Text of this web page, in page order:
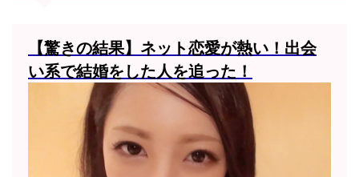
【驚きの結果】ネット恋愛が熱い！出会
い系で結婚をした人を追った！